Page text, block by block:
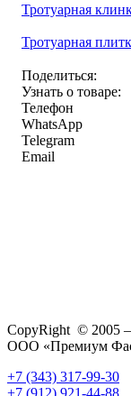
Тротуарная
Тротуарная
Поделиться:
Узнать о товаре:
Телефон
WhatsApp
Telegram
Email
CopyRight © 2005
ООО «Премиум
+7 (343) 317-99-30
+7 (912) 921-44-88